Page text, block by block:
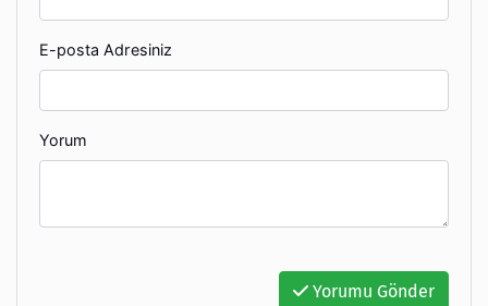
E-posta Adresiniz
Yorum
Yorumu Gönder